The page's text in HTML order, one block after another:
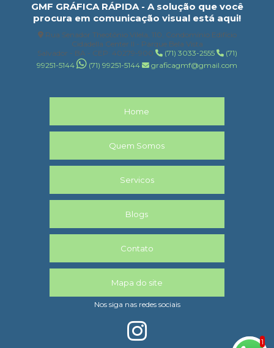
GMF GRÁFICA RÁPIDA - A solução que você
procura em comunicação visual está aqui!
Rua Senador Theotônio Vilela, 110, Condomínio Edifício
Cidadella Center II - Parque Bela Vista
Salvador - BA - CEP: 40279-900
(71) 3033-2555
(71)
99251-5144
(71) 99251-5144 graficagmf@gmail.com
Home
Quem Somos
Servicos
Blogs
Contato
Mapa do site
Nos siga nas redes sociais
1